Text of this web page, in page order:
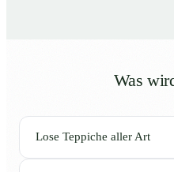
Was
Lose Teppiche aller Art